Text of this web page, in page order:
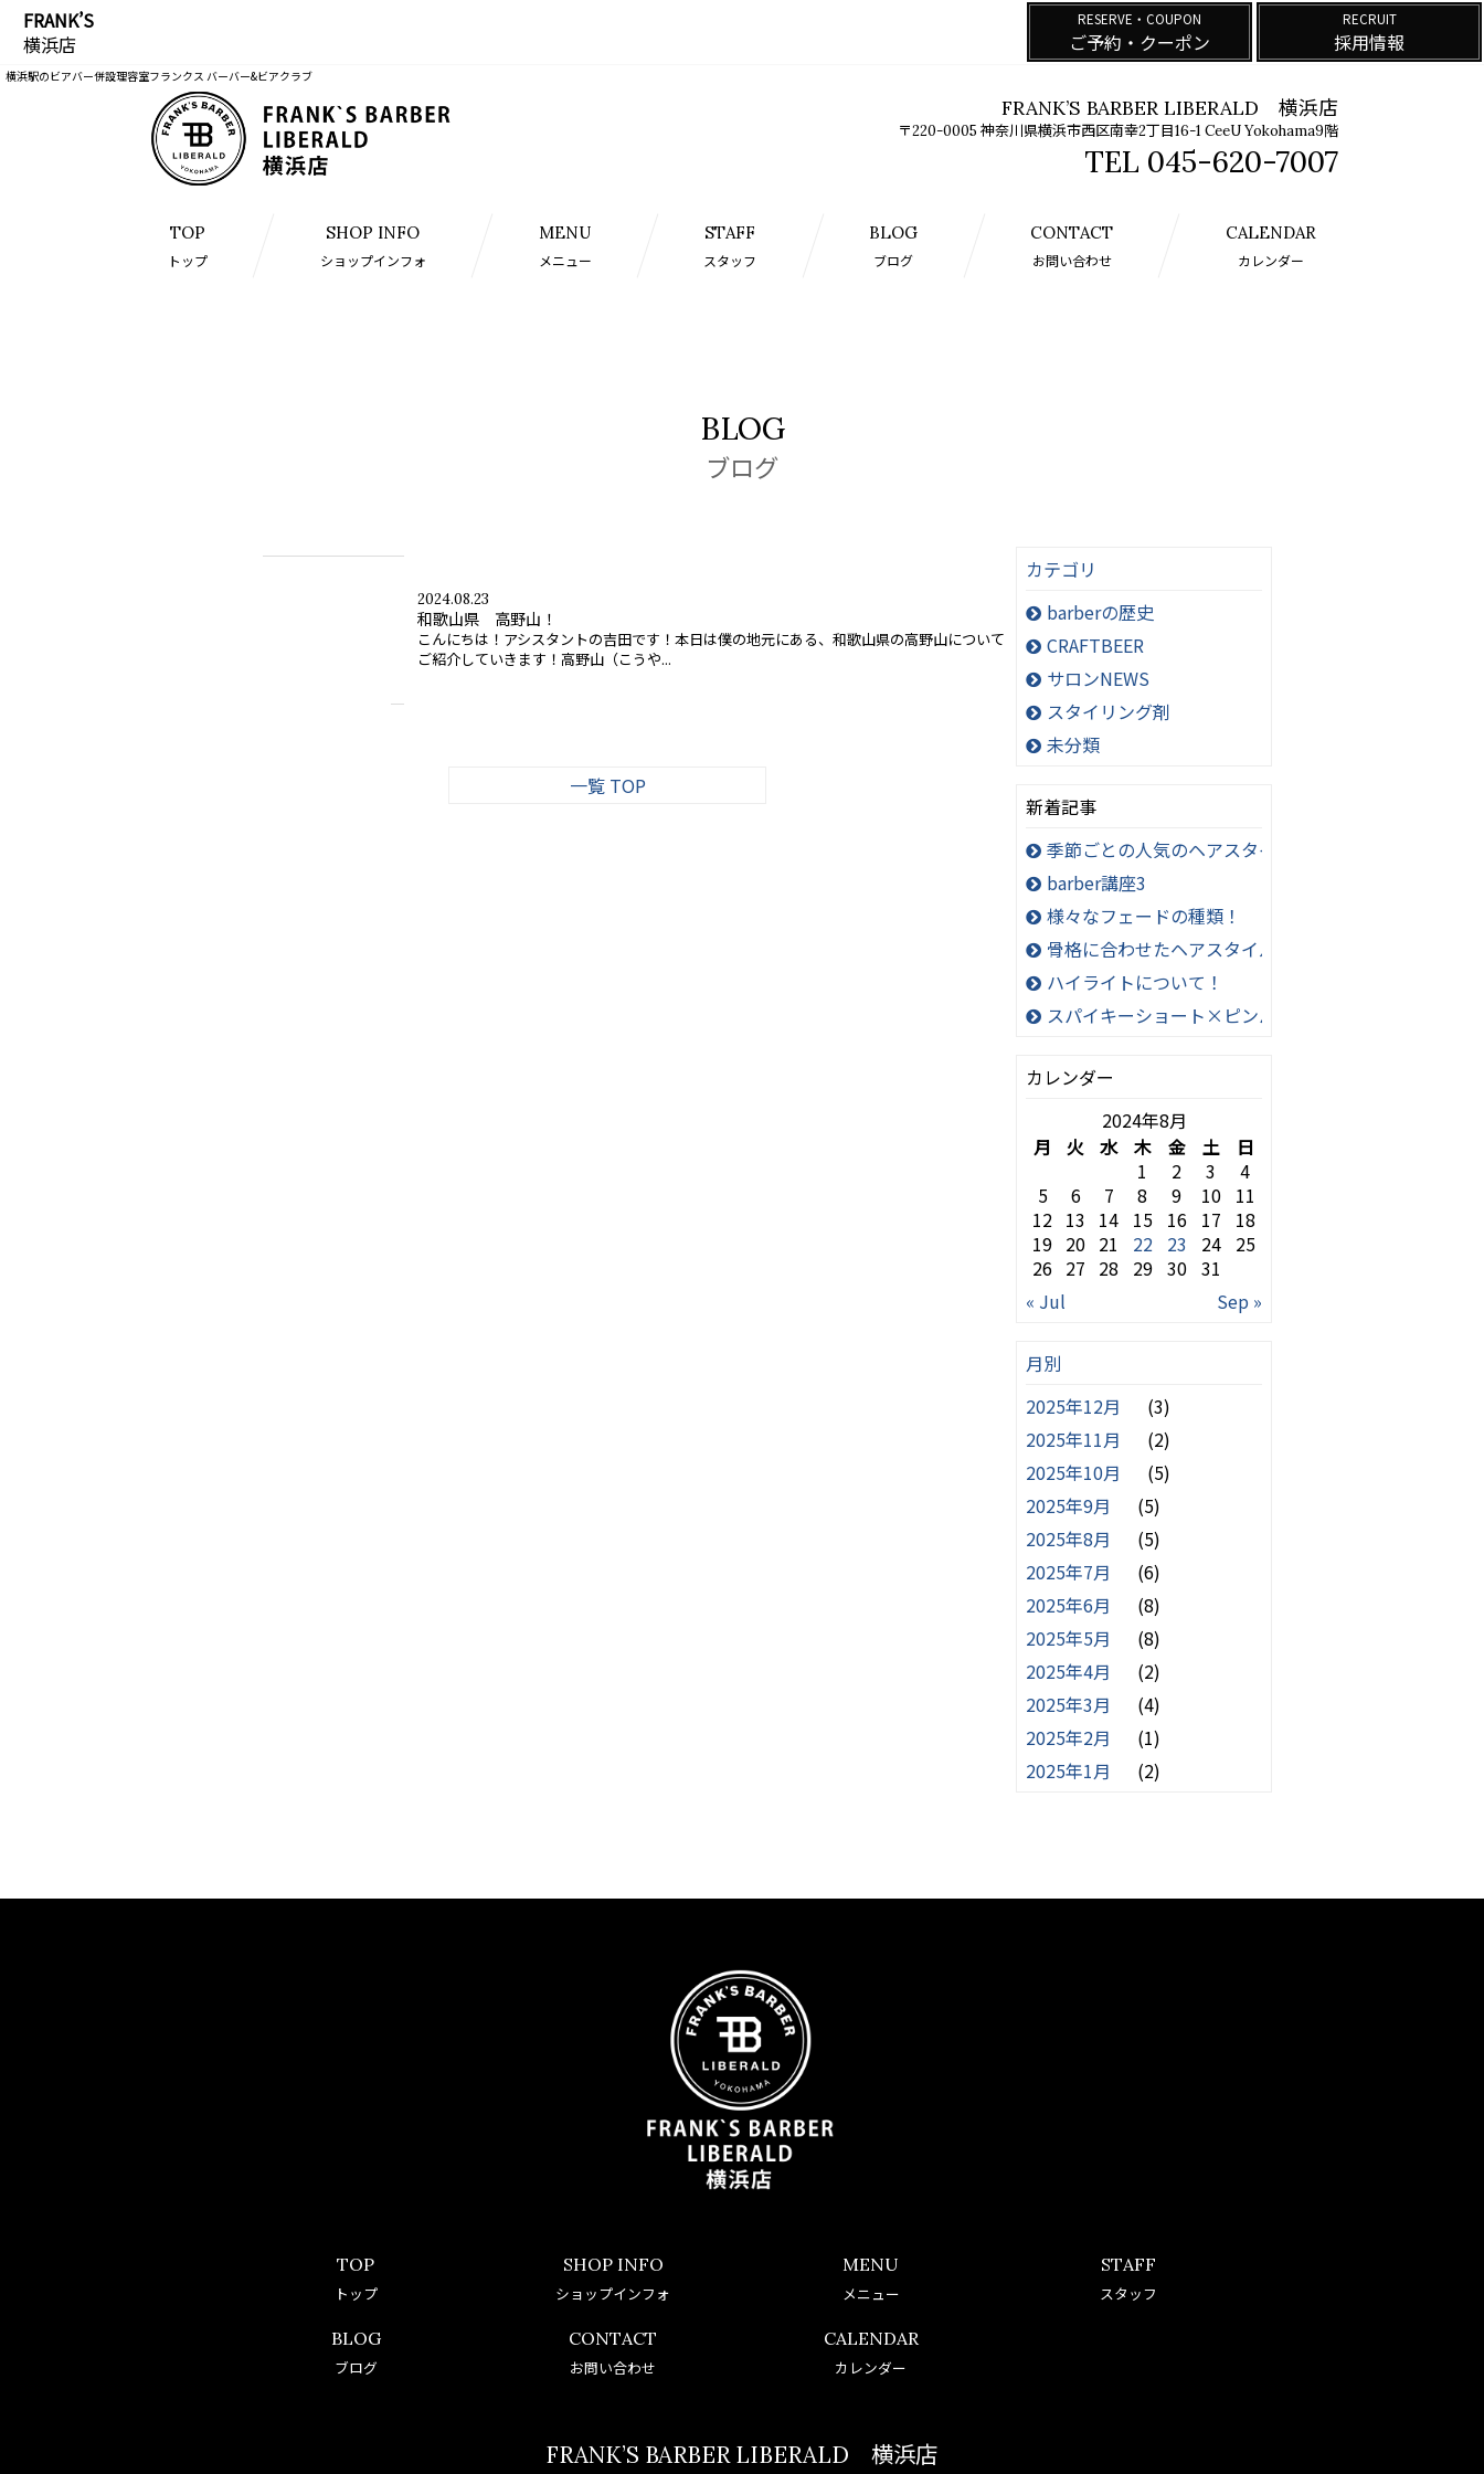
FRANK’S
横浜店
RESERVE・COUPON
ご予約・クーポン
RECRUIT
採用情報
横浜駅のビアバー併設理容室フランクス バーバー&ビアクラブ
FRANK’S BARBER LIBERALD 横浜店
〒220-0005 神奈川県横浜市西区南幸2丁目16-1 CeeU Yokohama9階
045-620-7007
TOP
トップ
SHOP INFO
ショップインフォ
MENU
メニュー
STAFF
スタッフ
BLOG
ブログ
CONTACT
お問い合わせ
CALENDAR
カレンダー
BLOG
ブログ
2024.08.23
和歌山県 高野山！
こんにちは！アシスタントの吉田です！本日は僕の地元にある、和歌山県の高野山について
ご紹介していきます！高野山（こうや...
一覧 TOP
カテゴリ
barberの歴史
CRAFTBEER
サロンNEWS
スタイリング剤
未分類
新着記事
季節ごとの人気のヘアスタイル
barber講座3
様々なフェードの種類！
骨格に合わせたヘアスタイル
ハイライトについて！
スパイキーショート×ピンパーマ×テーパーフェード
カレンダー
2024年8月
月
火 水 木 金 土 日
« Jul Sep »
1 2 3
4
5
6 7 8 9 10
11
12 13 14 15 16 17
18
19 20 21 22 23 24
25
26 27 28 29 30 31
月別
2025年12月
(3)
2025年11月
(2)
2025年10月
(5)
2025年9月
(5)
2025年8月
(5)
2025年7月
(6)
2025年6月
(8)
2025年5月
(8)
2025年4月
(2)
2025年3月
(4)
2025年2月
(1)
2025年1月
(2)
TOP
トップ
SHOP INFO
ショップインフォ
MENU
メニュー
STAFF
スタッフ
BLOG
ブログ
CONTACT
お問い合わせ
CALENDAR
カレンダー
FRANK’S BARBER LIBERALD 横浜店